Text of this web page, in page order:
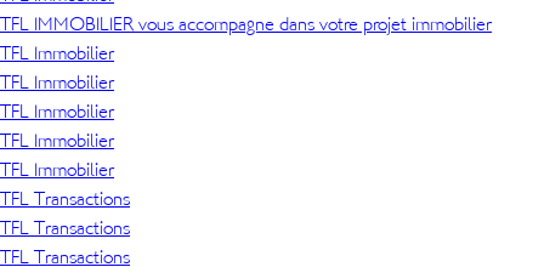
TFL IMMOBILIER vous accompagne dans votre projet immobilier
TFL Immobilier
TFL Immobilier
TFL Immobilier
TFL Immobilier
TFL Immobilier
TFL Transactions
TFL Transactions
TFL Transactions